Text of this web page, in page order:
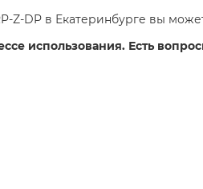
Z-DP в Екатеринбурге вы
использования. Есть